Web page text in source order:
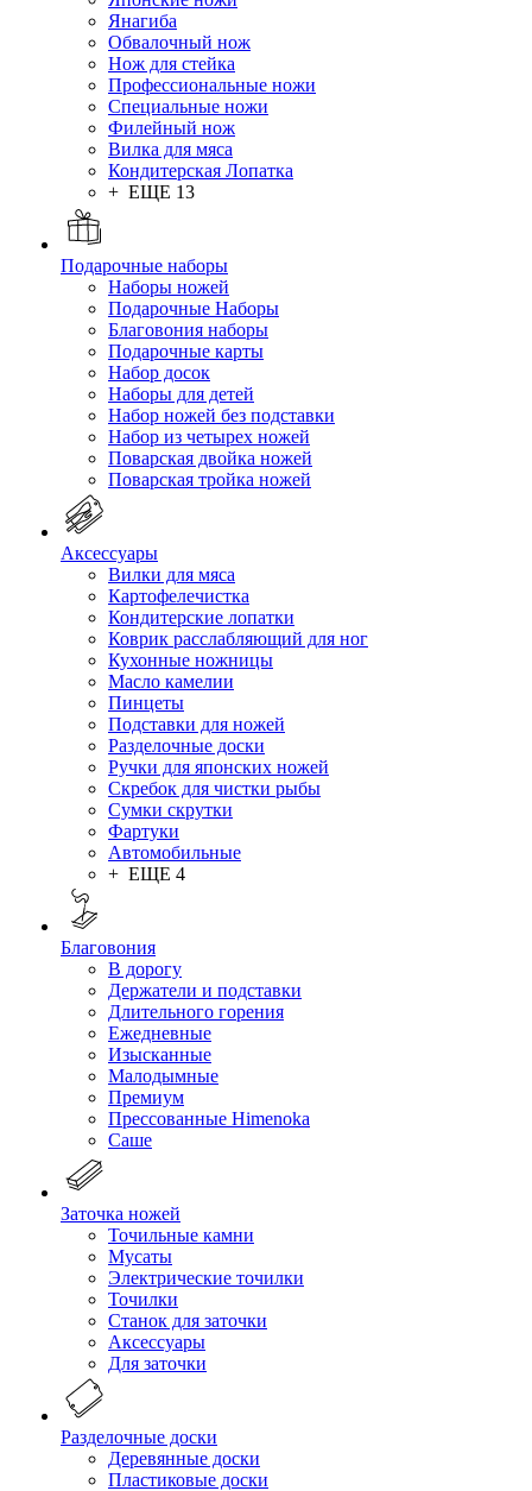
Янагиба
Обвалочный нож
Нож для стейка
Профессиональные ножи
Специальные ножи
Филейный нож
Вилка для мяса
Кондитерская Лопатка
+ ЕЩЕ 13
Подарочные наборы
Наборы ножей
Подарочные Наборы
Благовония наборы
Подарочные карты
Набор досок
Наборы для детей
Набор ножей без подставки
Набор из четырех ножей
Поварская двойка ножей
Поварская тройка ножей
Аксессуары
Вилки для мяса
Картофелечистка
Кондитерские лопатки
Коврик расслабляющий для ног
Кухонные ножницы
Масло камелии
Пинцеты
Подставки для ножей
Разделочные доски
Ручки для японских ножей
Скребок для чистки рыбы
Сумки скрутки
Фартуки
Автомобильные
+ ЕЩЕ 4
Благовония
В дорогу
Держатели и подставки
Длительного горения
Ежедневные
Изысканные
Малодымные
Премиум
Прессованные Himenoka
Саше
Заточка ножей
Точильные камни
Мусаты
Электрические точилки
Точилки
Станок для заточки
Аксессуары
Для заточки
Разделочные доски
Деревянные доски
Пластиковые доски